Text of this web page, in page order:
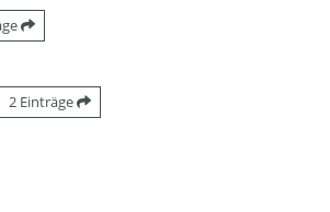
2 Einträge